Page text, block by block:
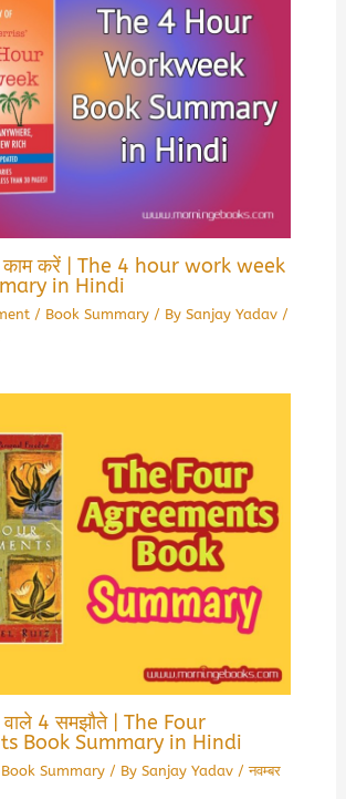
काम करें | The 4 hour work week
in Hindi
/ Book Summary/ By Sanjay Yadav /
वाले 4 समझौते | The Four
Book Summary in Hindi
Book Summary/ By Sanjay Yadav /नवम्बर